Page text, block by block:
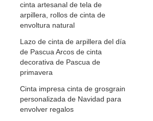
cinta artesanal de tela de
arpillera, rollos de cinta de
envoltura natural
Lazo de cinta de arpillera del día
de Pascua Arcos de cinta
decorativa de Pascua de
primavera
Cinta impresa cinta de grosgrain
personalizada de Navidad para
envolver regalos